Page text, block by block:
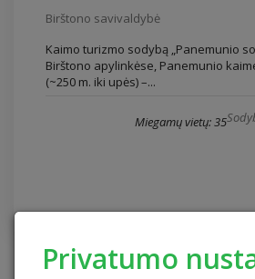
Privatumo
Birštono savivaldybė
Kaimo turizmo sodybą „Panemunio
Birštono apylinkėse, Panemunio
(~250 m. iki upės) –...
Miegamų vietų: 35